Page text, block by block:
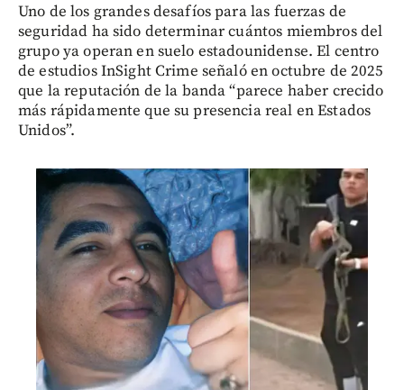
Uno de los grandes desafíos para las fuerzas de
seguridad ha sido determinar cuántos miembros del
grupo ya operan en suelo estadounidense. El centro
de estudios InSight Crime señaló en octubre de 2025
que la reputación de la banda “parece haber crecido
más rápidamente que su presencia real en Estados
Unidos”.